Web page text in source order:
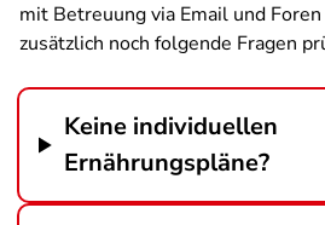
mit Betreuung via Email und
zusätzlich noch folgende Fragen
Keine individuellen
Ernährungspläne?